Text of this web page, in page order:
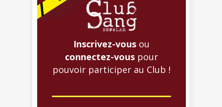
Inscrivez-vous ou
connectez-vous pour
pouvoir participer au Club !